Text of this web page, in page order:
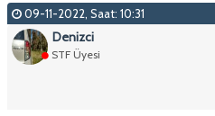
09-11-2022, Saat: 10:31
Denizci
STF Üyesi